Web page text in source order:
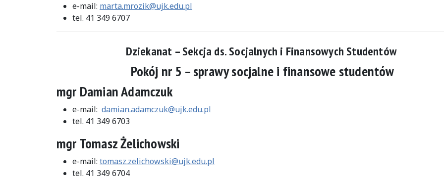
e-mail: marta.mrozik@ujk.edu.pl
tel. 41 349 6707
Dziekanat – Sekcja ds. Socjalnych i Finansowych Studentów
Pokój nr 5 – sprawy socjalne i finansowe studentów
mgr Damian Adamczuk
e-mail: damian.adamczuk@ujk.edu.pl
tel. 41 349 6703
mgr Tomasz Żelichowski
e-mail: tomasz.zelichowski@ujk.edu.pl
tel. 41 349 6704